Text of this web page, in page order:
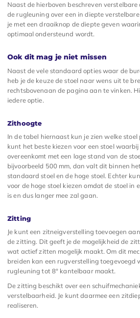
Naast de hierboven beschreven
de rugleuning over een in diepte
je met een draaiknop de diepte geven
optimaal ondersteund wordt.
Ook dit mag je niet missen
Naast de vele standaard opties waar de
heb je de keuze de stoel naar wens uit te
rechtsbovenaan de pagina aan te vinken.
iedere optie.
Zithoogte
In de tabel hiernaast kun je zien welke stoel
kunt het beste kiezen voor een stoel
overeenkomt met een lage stand van de
bijvoorbeeld 500 mm, dan valt dit binnen
standaard stoel en de hoge stoel. Echter
voor de hoge stoel kiezen omdat de stoel in
is en dus langer mee zal gaan.
Zitting
Je kunt een zitneigverstelling toevoegen
de zitting. Dit geeft je de mogelijkheid de
wat actief zitten mogelijk maakt. Om dit
breiden kan een rugverstelling toegevoegd
rugleuning tot 8° kantelbaar maakt.
De zitting beschikt over een
verstelbaarheid. Je kunt daarmee een
realiseren.